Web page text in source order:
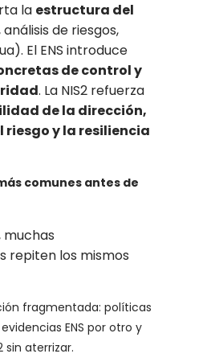
la estructura del
de riesgos,
El ENS introduce
de control y
. La NIS2 refuerza
de la dirección,
riesgo y la resiliencia
comunes antes de
muchas
repiten los mismos
fragmentada: políticas
ENS por otro y
sin aterrizar.